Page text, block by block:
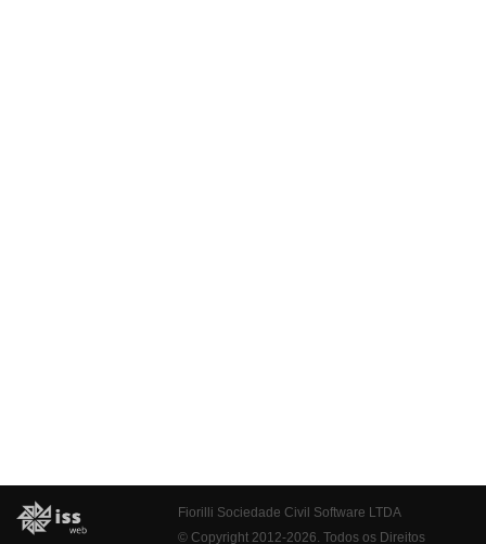
Fiorilli Sociedade Civil Software LTDA
© Copyright 2012-2026. Todos os Direitos